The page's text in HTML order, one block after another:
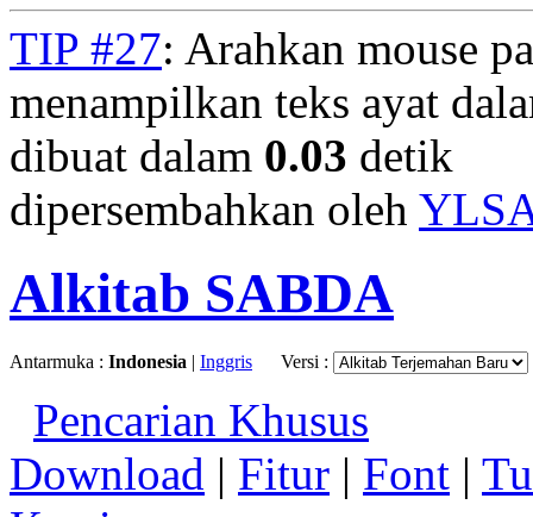
TIP #27: Arahkan mouse
menampilkan teks ayat
dibuat dalam 0.03 detik
dipersembahkan oleh
Alkitab SABDA
Antarmuka : Indonesia | Inggris Versi :
Pencarian Khusus
Download | Fitur | Font |